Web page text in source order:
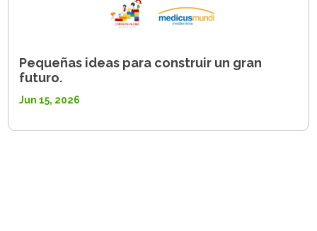
Pequeñas ideas para construir un gran
futuro.
Jun 15, 2026